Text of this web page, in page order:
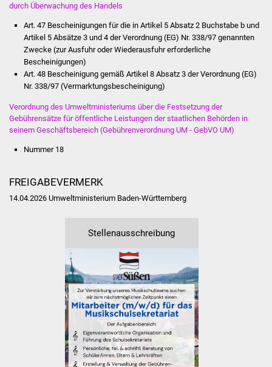
Pflegeheim
Familien
Familientreff
Kinder und Jugendliche
Schülerferienprogramm
Freundeskreis Asyl
Wohnen
Bauen in Süßen
Wohnimmobilien +
Baugrundstücke
Wirtschaft
durch Überwachung des Handels
Art. 47 Bescheinigungen für die in Artikel 5 Absatz 2 Buchstabe b und
Artikel 5 Absätze 3 und 4 der Verordnung (EG) Nr. 338/97 genannten
Zwecke (zur Ausfuhr oder Wiederausfuhr erforderliche
Bescheinigungen)
Art. 48 Bescheinigung gemäß Artikel 8 Absatz 3 der Verordnung (EG)
Nr. 338/97 (Vermarktungsbescheinigung)
Verordnung des Umweltministeriums über die Festsetzung der
Gebührensätze für öffentliche Leistungen der staatlichen Behörden in
seinem Geschäftsbereich (Gebührenverordnung UM - GebVO UM)
Nummer 18
FREIGABEVERMERK
14.04.2026 Umweltministerium Baden-Württemberg
Stellenausschreibung